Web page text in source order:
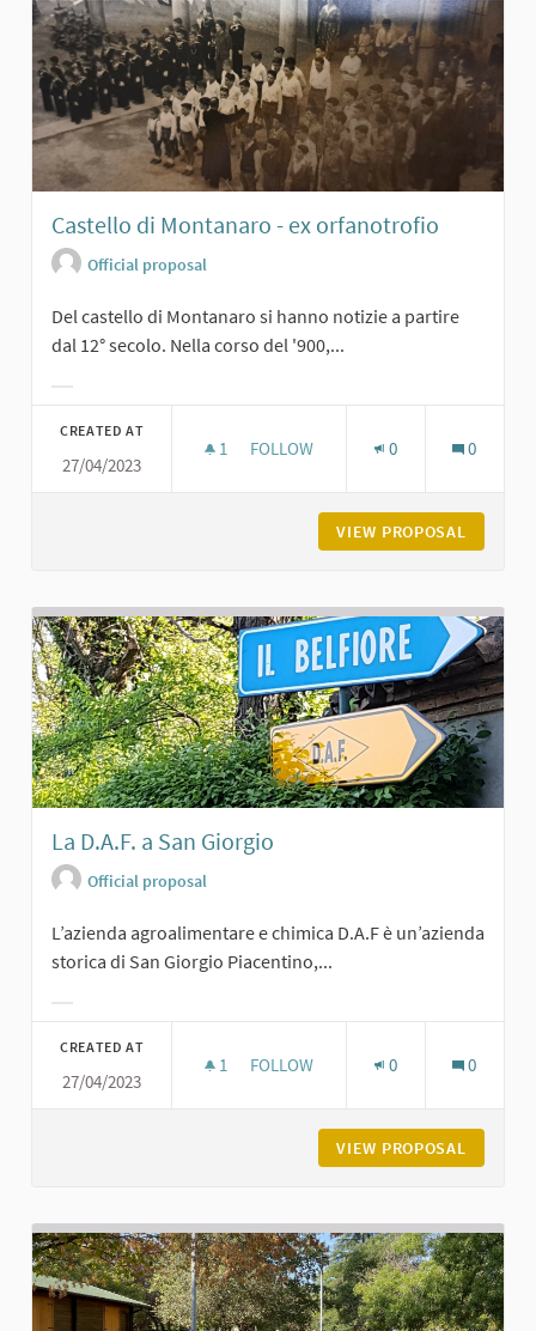
Castello di Montanaro - ex orfanotrofio
Official proposal
Del castello di Montanaro si hanno notizie a partire
dal 12° secolo. Nella corso del '900,...
CREATED AT
27/04/2023
1 1 FOLLOWER
FOLLOW 0 0
VIEW PROPOSAL
La D.A.F. a San Giorgio
Official proposal
L’azienda agroalimentare e chimica D.A.F è un’azienda
storica di San Giorgio Piacentino,...
CREATED AT
27/04/2023
1 1 FOLLOWER
FOLLOW 0 0
VIEW PROPOSAL